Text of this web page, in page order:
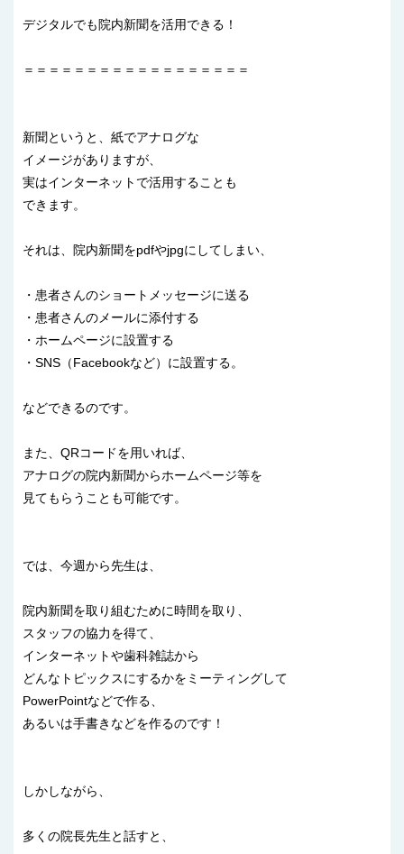
デジタルでも院内新聞を活用できる！
＝＝＝＝＝＝＝＝＝＝＝＝＝＝＝＝＝＝
新聞というと、紙でアナログな
イメージがありますが、
実はインターネットで活用することも
できます。
それは、院内新聞をpdfやjpgにしてしまい、
・患者さんのショートメッセージに送る
・患者さんのメールに添付する
・ホームページに設置する
・SNS（Facebookなど）に設置する。
などできるのです。
また、QRコードを用いれば、
アナログの院内新聞からホームページ等を
見てもらうことも可能です。
では、今週から先生は、
院内新聞を取り組むために時間を取り、
スタッフの協力を得て、
インターネットや歯科雑誌から
どんなトピックスにするかをミーティングして
PowerPointなどで作る、
あるいは手書きなどを作るのです！
しかしながら、
多くの院長先生と話すと、